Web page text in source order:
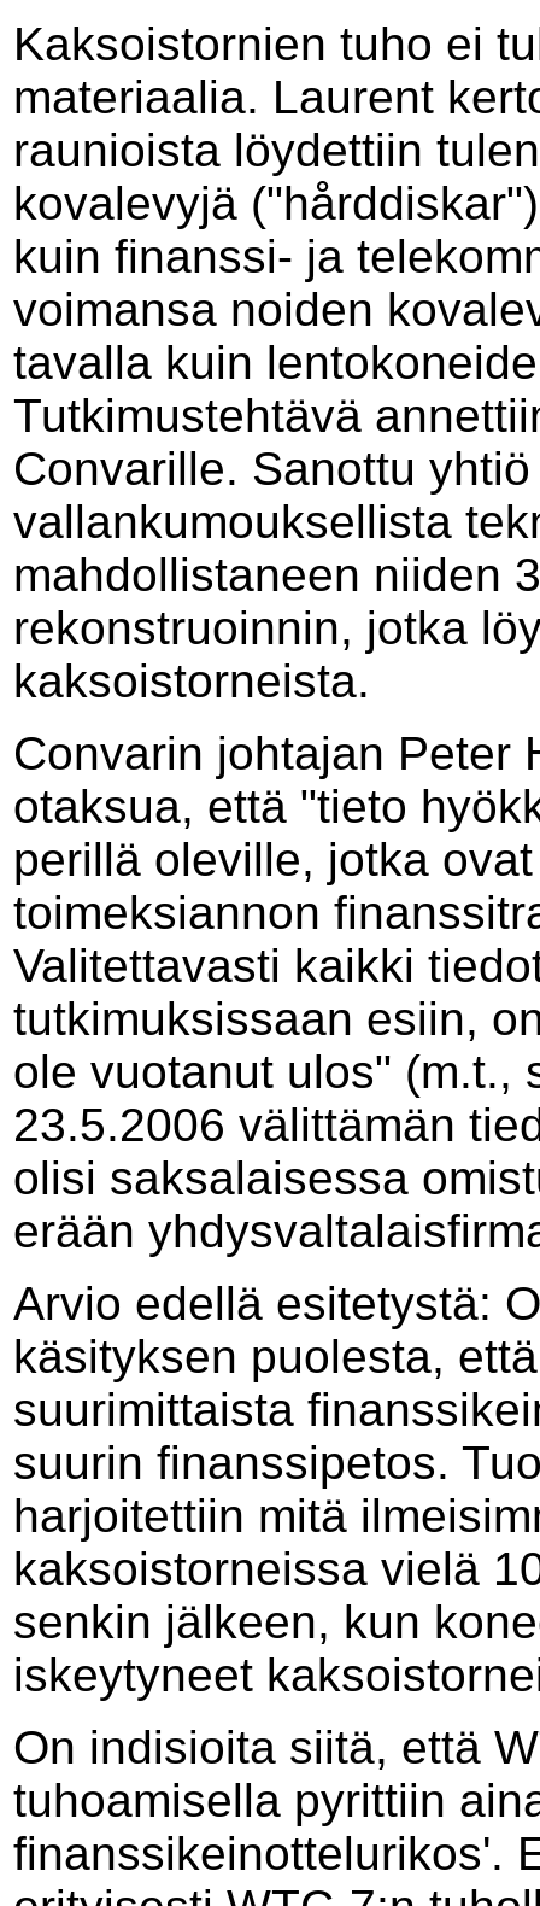
Kaksoistornien tuho ei
materiaalia. Laurent
raunioista löydettiin
kovalevyjä
kuin finanssi- ja
voimansa noiden
tavalla kuin
Tutkimustehtävä
Convarille. Sanottu
vallankumouksellista
mahdollistaneen niiden
rekonstruoinnin, jotka
kaksoistorneista.
Convarin johtajan Peter
otaksua, että "tieto
perillä oleville, jotka
toimeksiannon
Valitettavasti kaikki
tutkimuksissaan esiin,
ole vuotanut ulos" (m.t.,
23.5.2006 välittämän
olisi saksalaisessa
erään
Arvio edellä esitetystä:
käsityksen puolesta,
suurimittaista
suurin finanssipetos.
harjoitettiin mitä
kaksoistorneissa vielä
senkin jälkeen, kun
iskeytyneet
On indisioita siitä, että
tuhoamisella pyrittiin
finanssikeinottelurikos'.